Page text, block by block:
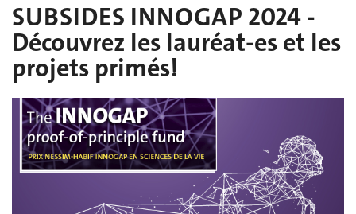
SUBSIDES INNOGAP 2024 -
Découvrez les lauréat-es et les
projets primés!